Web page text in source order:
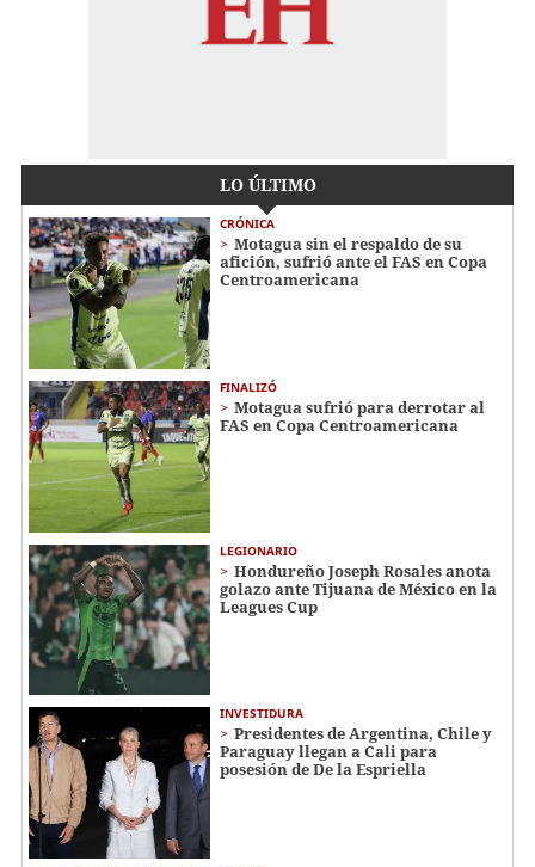
LO ÚLTIMO
CRÓNICA
Motagua sin el respaldo de su
afición, sufrió ante el FAS en Copa
Centroamericana
FINALIZÓ
Motagua sufrió para derrotar al
FAS en Copa Centroamericana
LEGIONARIO
Hondureño Joseph Rosales anota
golazo ante Tijuana de México en la
Leagues Cup
INVESTIDURA
Presidentes de Argentina, Chile y
Paraguay llegan a Cali para
posesión de De la Espriella